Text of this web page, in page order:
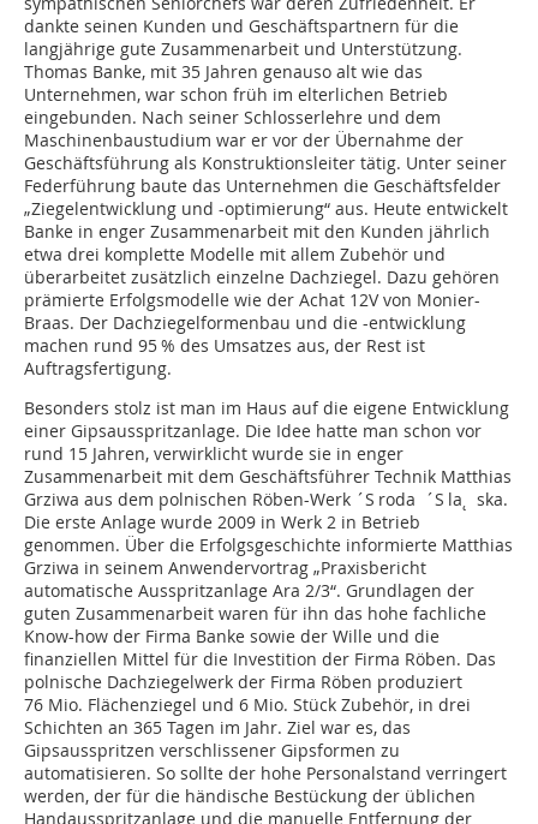
dankte seinen Kunden und Geschäftspartnern für die
langjährige gute Zusammenarbeit und Unterstützung.
Thomas Banke, mit 35 Jahren genauso alt wie das
Unternehmen, war schon früh im elterlichen Betrieb
eingebunden. Nach seiner Schlosserlehre und dem
Maschinenbaustudium war er vor der Übernahme der
Geschäftsführung als Konstruktionsleiter tätig. Unter seiner
Federführung baute das Unternehmen die Geschäftsfelder
„Ziegelentwicklung und -optimierung“ aus. Heute entwickelt
Banke in enger Zusammenarbeit mit den Kunden jährlich
etwa drei komplette Modelle mit allem Zubehör und
überarbeitet zusätzlich einzelne Dachziegel. Dazu gehören
prämierte Erfolgsmodelle wie der Achat 12V von Monier-
Braas. Der Dachziegelformenbau und die -entwicklung
machen rund 95 % des Umsatzes aus, der Rest ist
Auftragsfertigung.
Besonders stolz ist man im Haus auf die eigene Entwicklung
einer Gipsausspritzanlage. Die Idee hatte man schon vor
rund 15 Jahren, verwirklicht wurde sie in enger
Zusammenarbeit mit dem Geschäftsführer Technik Matthias
Grziwa aus dem polnischen Röben-Werk ´S roda ´S la˛ ska.
Die erste Anlage wurde 2009 in Werk 2 in Betrieb
genommen. Über die Erfolgsgeschichte informierte Matthias
Grziwa in seinem Anwendervortrag „Praxisbericht
automatische Ausspritzanlage Ara 2/3“. Grundlagen der
guten Zusammenarbeit waren für ihn das hohe fachliche
Know-how der Firma Banke sowie der Wille und die
finanziellen Mittel für die Investition der Firma Röben. Das
polnische Dachziegelwerk der Firma Röben produziert
76 Mio. Flächenziegel und 6 Mio. Stück Zubehör, in drei
Schichten an 365 Tagen im Jahr. Ziel war es, das
Gipsausspritzen verschlissener Gipsformen zu
automatisieren. So sollte der hohe Personalstand verringert
werden, der für die händische Bestückung der üblichen
Handausspritzanlage und die manuelle Entfernung der